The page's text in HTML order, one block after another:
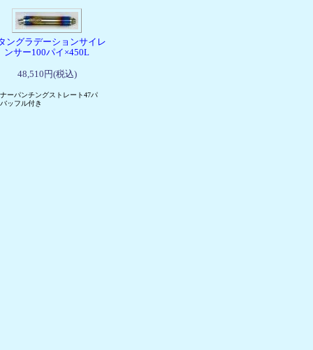
ングラデーションサイレ
ンサー100パイ×450L
48,510円(税込)
ーパンチングストレート47パ
ッフル付き